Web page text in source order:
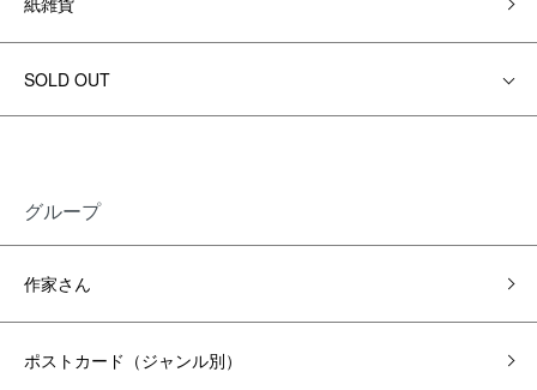
SOLD OUT
グループ
作家さん
ポストカード（ジャンル別）